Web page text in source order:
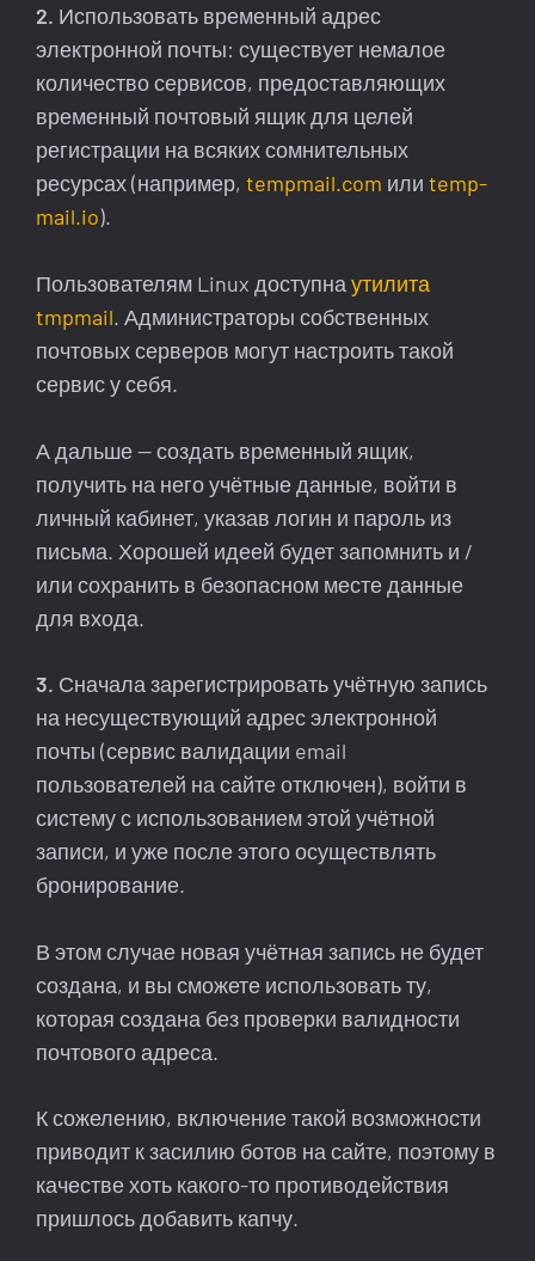
2. Использовать временный адрес
электронной почты: существует немалое
количество сервисов, предоставляющих
временный почтовый ящик для целей
регистрации на всяких сомнительных
ресурсах (например, tempmail.com или temp-
mail.io).
Пользователям Linux доступна утилита
tmpmail. Администраторы собственных
почтовых серверов могут настроить такой
сервис у себя.
А дальше — создать временный ящик,
получить на него учётные данные, войти в
личный кабинет, указав логин и пароль из
письма. Хорошей идеей будет запомнить и /
или сохранить в безопасном месте данные
для входа.
3. Сначала зарегистрировать учётную запись
на несуществующий адрес электронной
почты (сервис валидации email
пользователей на сайте отключен), войти в
систему с использованием этой учётной
записи, и уже после этого осуществлять
бронирование.
В этом случае новая учётная запись не будет
создана, и вы сможете использовать ту,
которая создана без проверки валидности
почтового адреса.
К сожелению, включение такой возможности
приводит к засилию ботов на сайте, поэтому в
качестве хоть какого-то противодействия
пришлось добавить капчу.